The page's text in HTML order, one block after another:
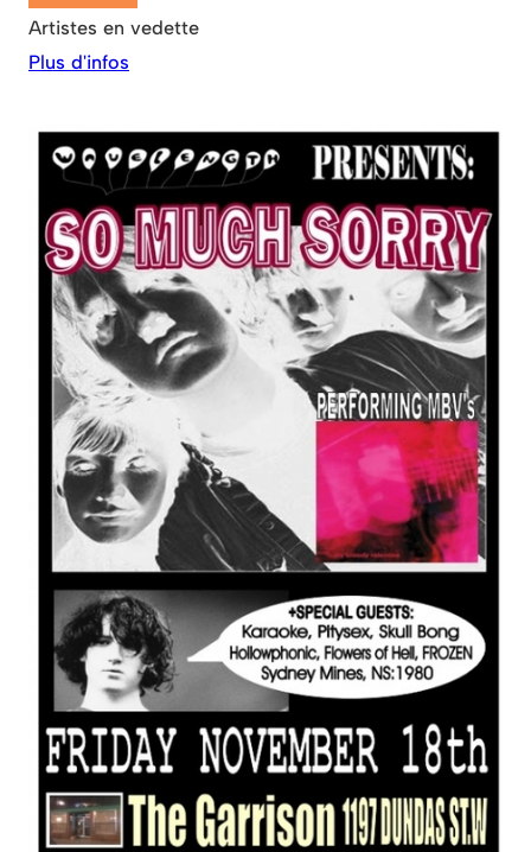
Artistes en vedette
Plus d'infos